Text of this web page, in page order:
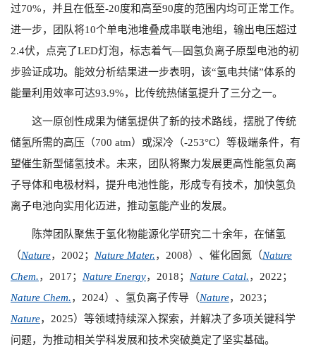
过70%，并且在低至-20度和高至90度的范围内均可正常工作。
进一步，团队将10个单电池堆叠成串联电池组，输出电压超过
2.4伏，点亮了LED灯泡，标志着气—固氢负离子原型电池的初
步验证成功。能效分析结果进一步表明，该“氢电共储”体系的
能量利用效率可达93.9%，比传统热储氢提升了三分之一。
这一原创性成果为储氢提供了新的技术路线，摆脱了传统
储氢所需的高压（700 atm）或深冷（-253°C）等极端条件，有
望催生新型储氢技术。未来，团队将聚力发展更高性能氢负离
子导体和电极材料，提升电池性能，形成专有技术，加快氢负
离子电池向实用化迈进，推动氢能产业的发展。
陈萍团队聚焦于氢化物能源化学研究二十余年，在储氢
（Nature， 2002； Nature Mater.， 2008）、催化固氮（Nature
Chem.， 2017； Nature Energy， 2018； Nature Catal.， 2022；
Nature Chem.， 2024）、氢负离子传导（Nature， 2023；
Nature， 2025）等领域持续深入探索，并解决了多项关键科学
问题，为推动相关学科发展和技术突破奠定了坚实基础。